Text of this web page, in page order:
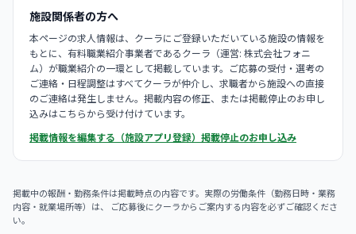
施設関係者の方へ
本ページの求人情報は、クーラにご登録いただいている施設の情報を
もとに、有料職業紹介事業者であるクーラ（運営: 株式会社フォニ
ム）が職業紹介の一環として掲載しています。ご応募の受付・選考の
ご連絡・日程調整はすべてクーラが仲介し、求職者から施設への直接
のご連絡は発生しません。掲載内容の修正、または掲載停止のお申し
込みはこちらから受け付けています。
掲載情報を編集する（施設アプリ登録） 掲載停止のお申し込み
掲載中の報酬・勤務条件は掲載時点の内容です。実際の労働条件（勤務日時・業務
内容・就業場所等）は、 ご応募後にクーラからご案内する内容を必ずご確認くださ
い。